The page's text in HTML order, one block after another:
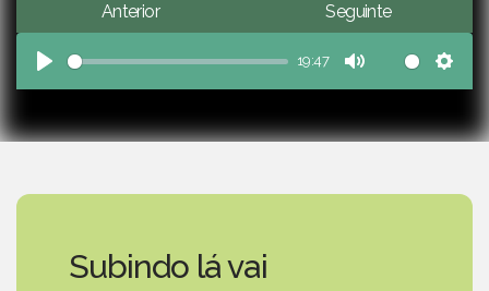
Anterior Seguinte
Play
19:47
Mute
Subindo lá vai